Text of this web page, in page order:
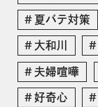
夏バテ対策
大和川
夫婦喧嘩
好奇心